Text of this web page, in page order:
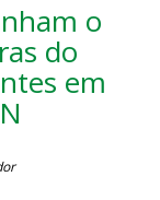
o
do
em